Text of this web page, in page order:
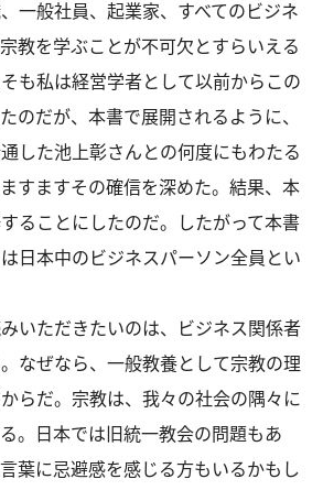
一般社員、起業家、すべてのビジネ
教を学ぶことが不可欠とすらいえる
も私は経営学者として以前からこの
のだが、本書で展開されるように、
した池上彰さんとの何度にもわたる
すますその確信を深めた。結果、本
ることにしたのだ。したがって本書
日本中のビジネスパーソン全員とい
いただきたいのは、ビジネス関係者
なぜなら、一般教養として宗教の理
らだ。宗教は、我々の社会の隅々に
。日本では旧統一教会の問題もあ
葉に忌避感を感じる方もいるかもし